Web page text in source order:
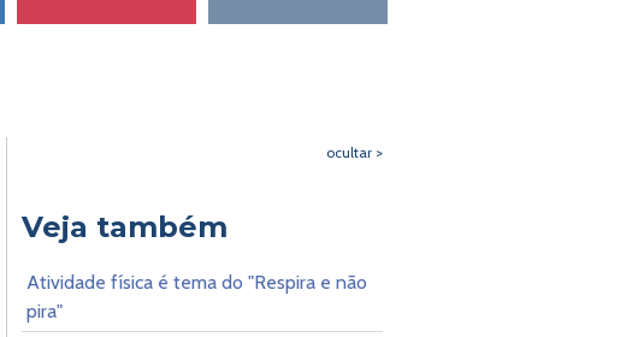
ocultar >
Veja também
Atividade física é tema do "Respira e não
pira"